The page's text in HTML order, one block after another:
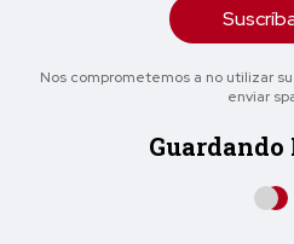
Nos comprometemos a no utilizar
enviar
Guardando